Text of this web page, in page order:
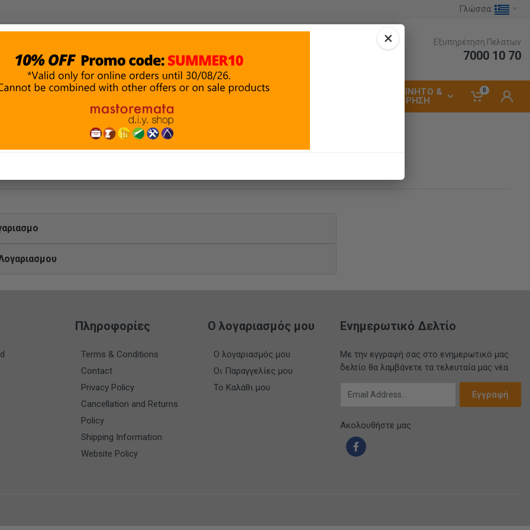
Γλώσσα:
Εξυπηρέτηση Πελατων
7000 10 70
&
ΔΟΜΙΚΑ ΥΛΙΚΑ
ΥΔΡΑΥΛΙΚΑ
ΑΥΤΟΚΙΝΗΤΟ &
ΣΥΝΤΗΡΗΣΗ
0
Πληροφορίες
Terms & Conditions
Contact
Privacy Policy
Cancellation and Returns
Policy
Shipping Information
Website Policy
Ο λογαριασμός μου
Ο λογαριασμός μου
Οι Παραγγελίες μου
Το Καλάθι μου
Ενημερωτικό Δελτίο
Με την εγγραφή σας στο ενημερωτικό μας
δελτίο θα λαμβάνετε τα τελευταία μας νέα.
Email Address
Εγγραφή
Ακολουθήστε μας
×